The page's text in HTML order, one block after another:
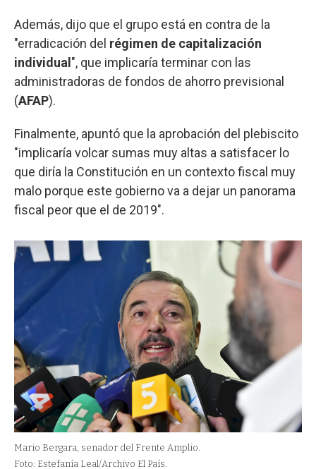
Además, dijo que el grupo está en contra de la
"erradicación del régimen de capitalización
individual ", que implicaría terminar con las
administradoras de fondos de ahorro previsional
(AFAP).
Finalmente, apuntó que la aprobación del plebiscito
"implicaría volcar sumas muy altas a satisfacer lo
que diría la Constitución en un contexto fiscal muy
malo porque este gobierno va a dejar un panorama
fiscal peor que el de 2019".
Mario Bergara, senador del Frente Amplio.
Foto: Estefanía Leal/Archivo El País.